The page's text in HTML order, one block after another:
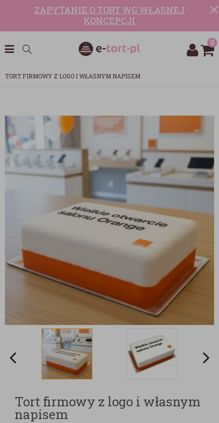
ZAPYTANIE O TORT WG WŁASNEJ
KONCEPCJI
0
TORT FIRMOWY Z LOGO I WŁASNYM NAPISEM
Tort firmowy z logo i własnym
napisem